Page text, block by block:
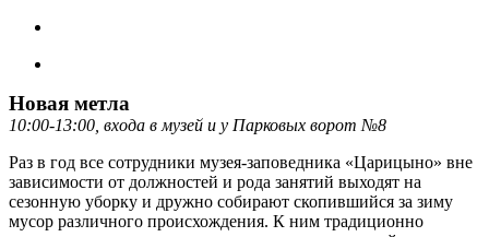
Новая метла
10:00-13:00, входа в музей и у Парковых ворот №8
Раз в год все сотрудники музея-заповедника «Царицыно» вне
зависимости от должностей и рода занятий выходят на
сезонную уборку и дружно собирают скопившийся за зиму
мусор различного происхождения. К ним традиционно